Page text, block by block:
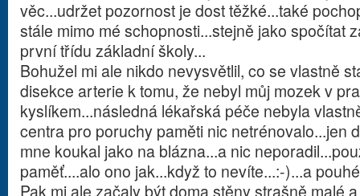
věc...udržet pozornost je dost těžké...také
stále mimo mé schopnosti...stejně jako spočítat
první třídu základní školy...
Bohužel mi ale nikdo nevysvětlil, co se vlastně
disekce arterie k tomu, že nebyl můj mozek v
kyslíkem...následná lékařská péče nebyla
centra pro poruchy paměti nic netrénovalo...jen
mne koukal jako na blázna...a nic
paměť....alo ono jak...když to nevíte...:-)...a
Pak mi ale začaly být doma stěny strašně malé